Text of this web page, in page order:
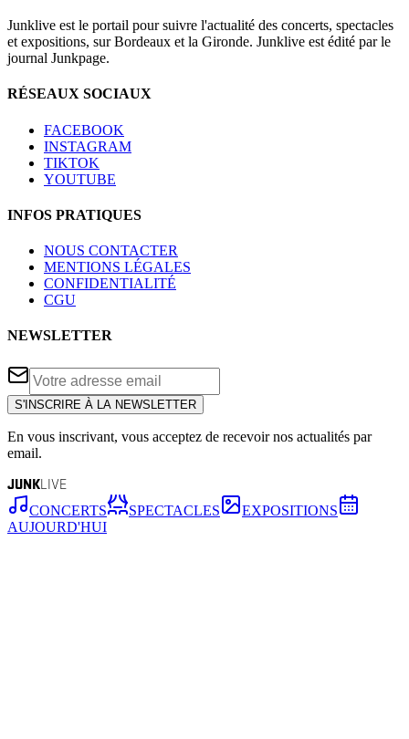
Junklive est le portail pour suivre l'actualité des concerts, spectacles
et expositions, sur Bordeaux et la Gironde. Junklive est édité par le
journal Junkpage.
RÉSEAUX SOCIAUX
FACEBOOK
INSTAGRAM
TIKTOK
YOUTUBE
INFOS PRATIQUES
NOUS CONTACTER
MENTIONS LÉGALES
CONFIDENTIALITÉ
CGU
NEWSLETTER
S'INSCRIRE À LA NEWSLETTER
En vous inscrivant, vous acceptez de recevoir nos actualités par
email.
JUNKLIVE
CONCERTS SPECTACLES
EXPOSITIONS
AUJOURD'HUI